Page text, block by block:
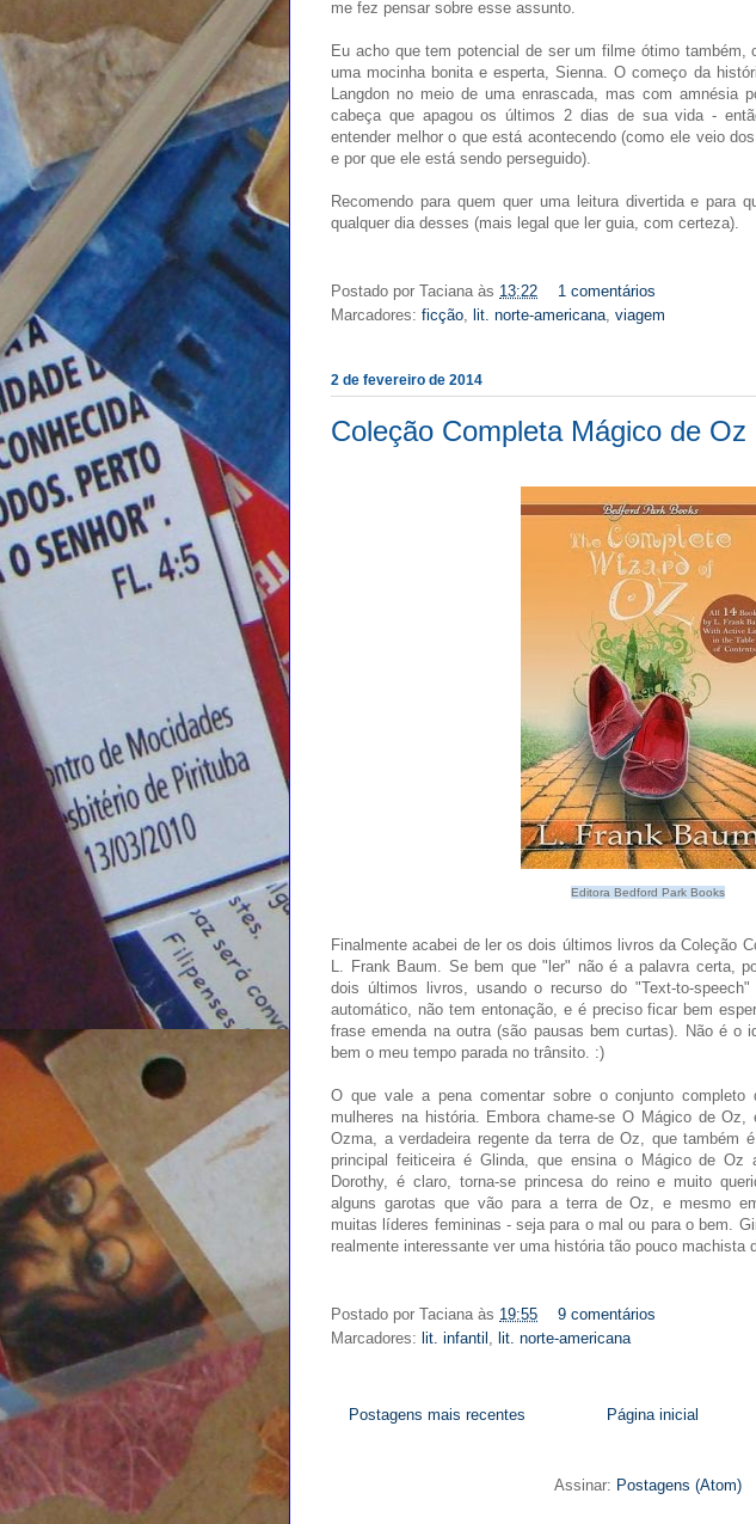
me fez pensar sobre esse assunto.
Eu acho que tem potencial de ser um filme ótimo também,
uma mocinha bonita e esperta, Sienna. O começo da
Langdon no meio de uma enrascada, mas com amnésia
cabeça que apagou os últimos 2 dias de sua vida -
entender melhor o que está acontecendo (como ele veio
e por que ele está sendo perseguido).
Recomendo para quem quer uma leitura divertida e para
qualquer dia desses (mais legal que ler guia, com certeza).
Postado por Taciana às 13:22
1 comentários
Marcadores: ficção lit. norte-americana viagem
2 de fevereiro de 2014
Coleção Completa Mágico de Oz
Editora Bedford Park Books
Finalmente acabei de ler os dois últimos livros da Coleção
L. Frank Baum. Se bem que "ler" não é a palavra certa,
dois últimos livros, usando o recurso do "Text-to-
automático, não tem entonação, e é preciso ficar bem
frase emenda na outra (são pausas bem curtas). Não é o
bem o meu tempo parada no trânsito. :)
O que vale a pena comentar sobre o conjunto completo
mulheres na história. Embora chame-se O Mágico de Oz,
Ozma, a verdadeira regente da terra de Oz, que também
principal feiticeira é Glinda, que ensina o Mágico de Oz
Dorothy, é claro, torna-se princesa do reino e muito
alguns garotas que vão para a terra de Oz, e mesmo
muitas líderes femininas - seja para o mal ou para o bem.
realmente interessante ver uma história tão pouco machista
Postado por Taciana às 19:55
9 comentários
Marcadores: lit. infantil lit. norte-americana
Postagens mais recentes Página inicial
Assinar: Postagens (Atom)